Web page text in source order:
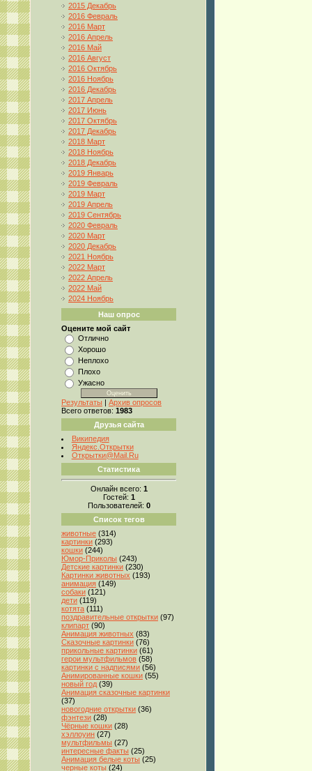
2015 Декабрь
2016 Февраль
2016 Март
2016 Апрель
2016 Май
2016 Август
2016 Октябрь
2016 Ноябрь
2016 Декабрь
2017 Апрель
2017 Июнь
2017 Октябрь
2017 Декабрь
2018 Март
2018 Ноябрь
2018 Декабрь
2019 Январь
2019 Февраль
2019 Март
2019 Апрель
2019 Сентябрь
2020 Февраль
2020 Март
2020 Декабрь
2021 Ноябрь
2022 Март
2022 Апрель
2022 Май
2024 Ноябрь
Наш опрос
Оцените мой сайт
Отлично
Хорошо
Неплохо
Плохо
Ужасно
Результаты | Архив опросов
Всего ответов: 1983
Друзья сайта
Википедия
Яндекс.Открытки
Открытки@Mail.Ru
Статистика
Онлайн всего: 1
Гостей: 1
Пользователей: 0
Список тегов
животные (314)
картинки (293)
кошки (244)
Юмор-Приколы (243)
Детские картинки (230)
Картинки животных (193)
анимация (149)
собаки (121)
дети (119)
котята (111)
поздравительные открытки (97)
клипарт (90)
Анимация животных (83)
Сказочные картинки (76)
прикольные картинки (61)
герои мультфильмов (58)
картинки с надписями (56)
Анимированные кошки (55)
новый год (39)
Анимация сказочные картинки
(37)
новогодние открытки (36)
фэнтези (28)
Чёрные кошки (28)
хэллоуин (27)
мультфильмы (27)
интересные факты (25)
Анимация белые коты (25)
черные коты (24)